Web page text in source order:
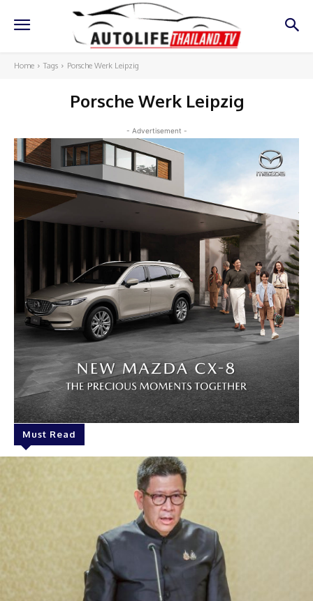
Home Tags Porsche Werk Leipzig
Porsche Werk Leipzig
- Advertisement -
Must Read